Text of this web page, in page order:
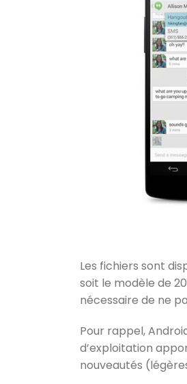
Les fichiers sont
soit le modèle de
nécessaire de ne
Pour rappel,
d’exploitation
nouveautés